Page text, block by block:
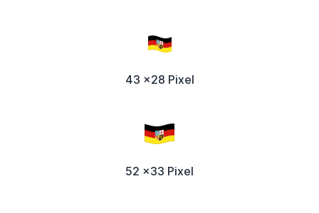
43 x28 Pixel
52 x33 Pixel